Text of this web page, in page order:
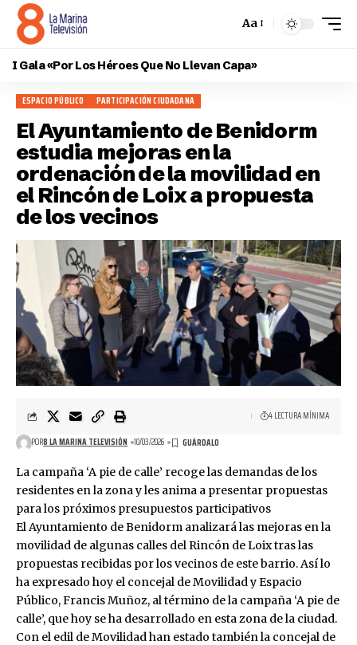
Aa
I Gala «Por Los Héroes Que No Llevan Capa»
ESPACIO PÚBLICO PARTICIPACIÓN CIUDADANA
El Ayuntamiento de Benidorm
estudia mejoras en la
ordenación de la movilidad en
el Rincón de Loix a propuesta
de los vecinos
POR8 LA MARINA TELEVISIÓN 10/03/2026
4 LECTURA MÍNIMA
La campaña ‘A pie de calle’ recoge las demandas de los
residentes en la zona y les anima a presentar propuestas
para los próximos presupuestos participativos
El Ayuntamiento de Benidorm analizará las mejoras en la
movilidad de algunas calles del Rincón de Loix tras las
propuestas recibidas por los vecinos de este barrio. Así lo
ha expresado hoy el concejal de Movilidad y Espacio
Público, Francis Muñoz, al término de la campaña ‘A pie de
calle’, que hoy se ha desarrollado en esta zona de la ciudad.
Con el edil de Movilidad han estado también la concejal de